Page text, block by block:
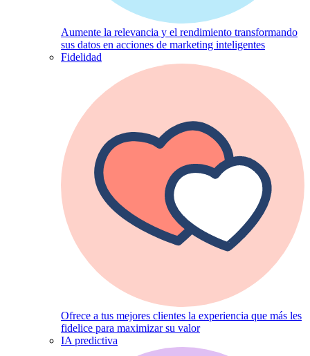
Aumente la relevancia y el rendimiento transformando
sus datos en acciones de marketing inteligentes
Fidelidad
Ofrece a tus mejores clientes la experiencia que más les
fidelice para maximizar su valor
IA predictiva